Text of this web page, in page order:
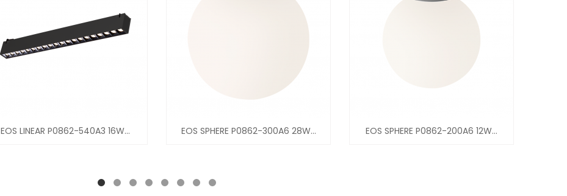
EOS LINEAR P0862-540A3 16W... EOS SPHERE P0862-300A6 28W... EOS SPHERE P0862-200A6 12W...